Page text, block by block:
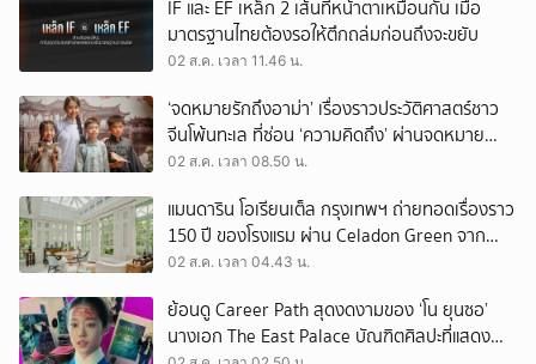
IF และ EF เหล็ก 2 เส้นที่หน้าตาเหมือนกัน เมื่อ
มาตรฐานไทยต้องรอให้ตึกถล่มก่อนถึงจะขยับ
02 ส.ค. เวลา 11.46 น.
‘จดหมายรักถึงอาม่า’ เรื่องราวประวัติศาสตร์ชาว
จีนโพ้นทะเล ที่ซ่อน ‘ความคิดถึง’ ผ่านจดหมาย
‘โพยก๊วน’
02 ส.ค. เวลา 08.50 น.
แมนดาริน โอเรียนเต็ล กรุงเทพฯ ถ่ายทอดเรื่องราว
150 ปี ของโรงแรม ผ่าน Celadon Green จาก
เครื่องศิลาดล
02 ส.ค. เวลา 04.43 น.
ย้อนดู Career Path สุดงดงามของ ‘โน ยุนซอ’
นางเอก The East Palace บัณฑิตศิลปะที่แสดง